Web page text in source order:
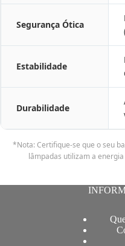
Segurança Ótica
Estabilidade
Durabilidade
*Nota: Certifique-se que o seu
lâmpadas utilizam a